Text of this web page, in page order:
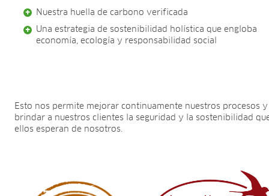
Nuestra huella de carbono verificada
Una estrategia de sostenibilidad holística que engloba
economía, ecología y responsabilidad social
Esto nos permite mejorar continuamente nuestros procesos y
brindar a nuestros clientes la seguridad y la sostenibilidad
ellos esperan de nosotros.